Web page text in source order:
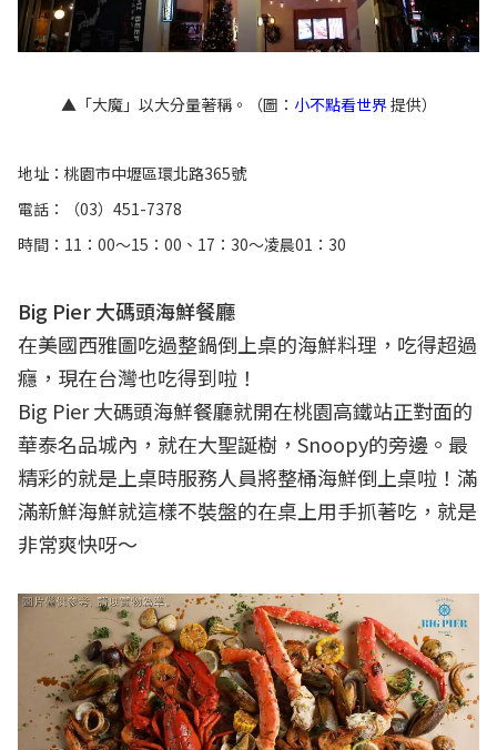
▲「大魔」以大分量著稱。（圖： 小不點看世界提供）
地址：桃園市中壢區環北路365號
電話：（03）451-7378
時間：11：00～15：00、17：30～凌晨01：30
Big Pier 大碼頭海鮮餐廳
在美國西雅圖吃過整鍋倒上桌的海鮮料理，吃得超過
癮，現在台灣也吃得到啦！
Big Pier 大碼頭海鮮餐廳就開在桃園高鐵站正對面的
華泰名品城內，就在大聖誕樹，Snoopy的旁邊。最
精彩的就是上桌時服務人員將整桶海鮮倒上桌啦！滿
滿新鮮海鮮就這樣不裝盤的在桌上用手抓著吃，就是
非常爽快呀～